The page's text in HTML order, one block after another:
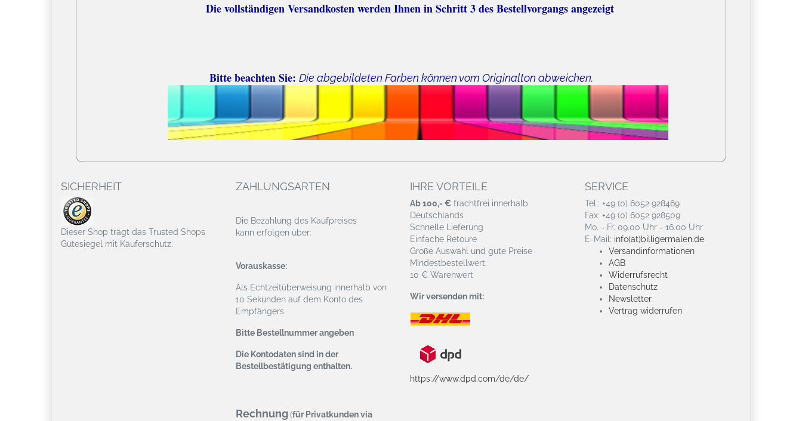
Die vollständigen Versandkosten werden Ihnen in Schritt 3 des Bestellvorgangs angezeigt
Bitte beachten Sie: Die abgebildeten Farben können vom Originalton abweichen.
SICHERHEIT
Dieser Shop trägt das Trusted Shops
Gütesiegel mit Käuferschutz.
ZAHLUNGSARTEN
Die Bezahlung des Kaufpreises
kann erfolgen über:
Vorauskasse:
Als Echtzeitüberweisung innerhalb von
10 Sekunden auf dem Konto des
Empfängers.
Bitte Bestellnummer angeben
Die Kontodaten sind in der
Bestellbestätigung enthalten.
Rechnung (für Privatkunden via
IHRE VORTEILE
Ab 100,- € frachtfrei innerhalb
Deutschlands
Schnelle Lieferung
Einfache Retoure
Große Auswahl und gute Preise
Mindestbestellwert:
10 € Warenwert
Wir versenden mit:
https://www.dpd.com/de/de/
SERVICE
Tel.: +49 (0) 6052 928469
Fax: +49 (0) 6052 928509
Mo. - Fr. 09.00 Uhr - 16.00 Uhr
E-Mail: info(at)billigermalen.de
Versandinformationen
AGB
Widerrufsrecht
Datenschutz
Newsletter
Vertrag widerrufen